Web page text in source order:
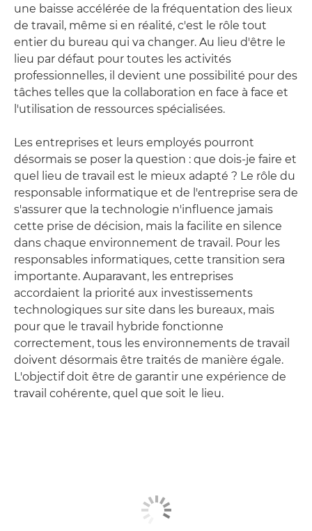
une baisse accélérée de la fréquentation des lieux
de travail, même si en réalité, c'est le rôle tout
entier du bureau qui va changer. Au lieu d'être le
lieu par défaut pour toutes les activités
professionnelles, il devient une possibilité pour des
tâches telles que la collaboration en face à face et
l'utilisation de ressources spécialisées.
Les entreprises et leurs employés pourront
désormais se poser la question : que dois-je faire et
quel lieu de travail est le mieux adapté ? Le rôle du
responsable informatique et de l'entreprise sera de
s'assurer que la technologie n'influence jamais
cette prise de décision, mais la facilite en silence
dans chaque environnement de travail. Pour les
responsables informatiques, cette transition sera
importante. Auparavant, les entreprises
accordaient la priorité aux investissements
technologiques sur site dans les bureaux, mais
pour que le travail hybride fonctionne
correctement, tous les environnements de travail
doivent désormais être traités de manière égale.
L'objectif doit être de garantir une expérience de
travail cohérente, quel que soit le lieu.